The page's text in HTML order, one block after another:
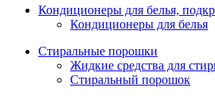
Кондиционеры для белья,
Кондиционеры для белья
Стиральные порошки
Жидкие средства для
Стиральный порошок